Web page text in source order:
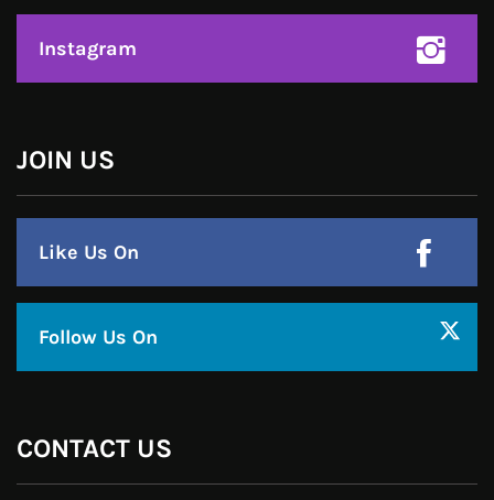
Google Plus
Pinterest
Instagram